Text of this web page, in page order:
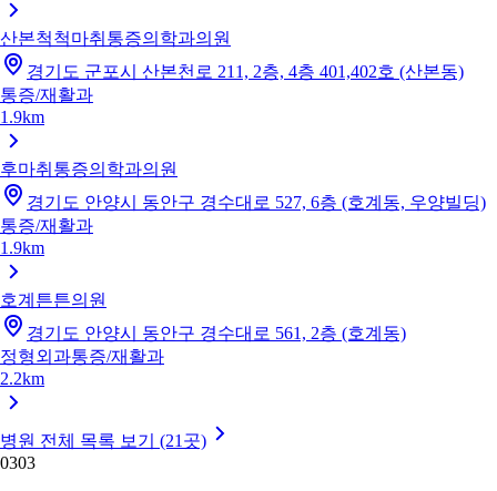
산본척척마취통증의학과의원
경기도 군포시 산본천로 211, 2층, 4층 401,402호 (산본동)
통증/재활과
1.9km
후마취통증의학과의원
경기도 안양시 동안구 경수대로 527, 6층 (호계동, 우양빌딩)
통증/재활과
1.9km
호계튼튼의원
경기도 안양시 동안구 경수대로 561, 2층 (호계동)
정형외과통증/재활과
2.2km
병원 전체 목록 보기 (21곳)
0303